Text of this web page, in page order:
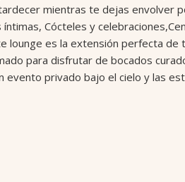
mientras te dejas envolver
íntimas, Cócteles y
lounge es la extensión perfecta de
para disfrutar de bocados
evento privado bajo el cielo y las